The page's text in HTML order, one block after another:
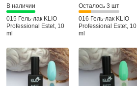
В наличии
015 Гель-лак KLIO
Professional Estet, 10
ml
Осталось 3 шт
016 Гель-лак KLIO
Professional Estet, 10
ml